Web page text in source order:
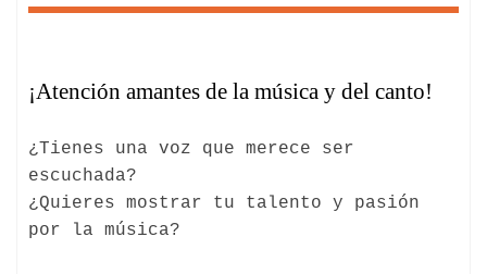
¡Atención amantes de la música y del canto!
¿Tienes una voz que merece ser
escuchada?
¿Quieres mostrar tu talento y pasión
por la música?